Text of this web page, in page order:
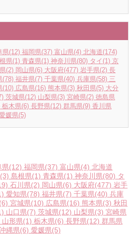
県(12) 福岡県(37) 富山県(4) 北海道(174)
県(1) 青森県(1) 神奈川県(80) タイ (1) 京
(2) 岡山県(6) 大阪府(477) 岩手県(2) 長
(78) 福井県(7) 千葉県(40) 兵庫県(58) 三
(10) 広島県(16) 熊本県(3) 秋田県(5) 大分
茨城県(12) 山梨県(3) 宮崎県(2) 徳島県
栃木県(6) 長野県(12) 群馬県(9) 香川県
媛県(5)
県(12) 福岡県(37) 富山県(4) 北海道
(3) 島根県(1) 青森県(1) 神奈川県(80) タ
石川県(2) 岡山県(6) 大阪府(477) 岩手
愛知県(78) 福井県(7) 千葉県(40) 兵庫
(6) 宮城県(10) 広島県(16) 熊本県(3) 秋田
山口県(7) 茨城県(12) 山梨県(3) 宮崎県
山形県(1) 栃木県(6) 長野県(12) 群馬県
縄県(6) 愛媛県(5)